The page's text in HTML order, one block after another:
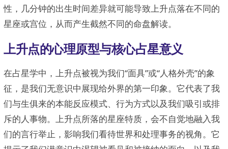
性，几分钟的出生时间差异就可能导致上升点落在不同的
星座或宫位，从而产生截然不同的命盘解读。
上升点的心理原型与核心占星意义
在占星学中，上升点被视为我们“面具”或“人格外壳”的象
征，是我们无意识中展现给外界的第一印象。它代表了我
们与生俱来的本能反应模式、行为方式以及我们吸引或排
斥的人事物。上升点所落的星座特质，会不自觉地融入我
们的言行举止，影响我们看待世界和处理事务的视角。它